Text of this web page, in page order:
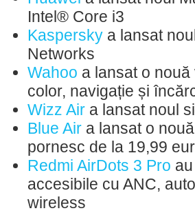
Intel® Core i3
Kaspersky a lansat
Networks
Wahoo a lansat o
color, navigație și
Wizz Air a lansat noul
Blue Air a lansat o
pornesc de la 19,99
Redmi AirDots 3 Pro
accesibile cu ANC,
wireless